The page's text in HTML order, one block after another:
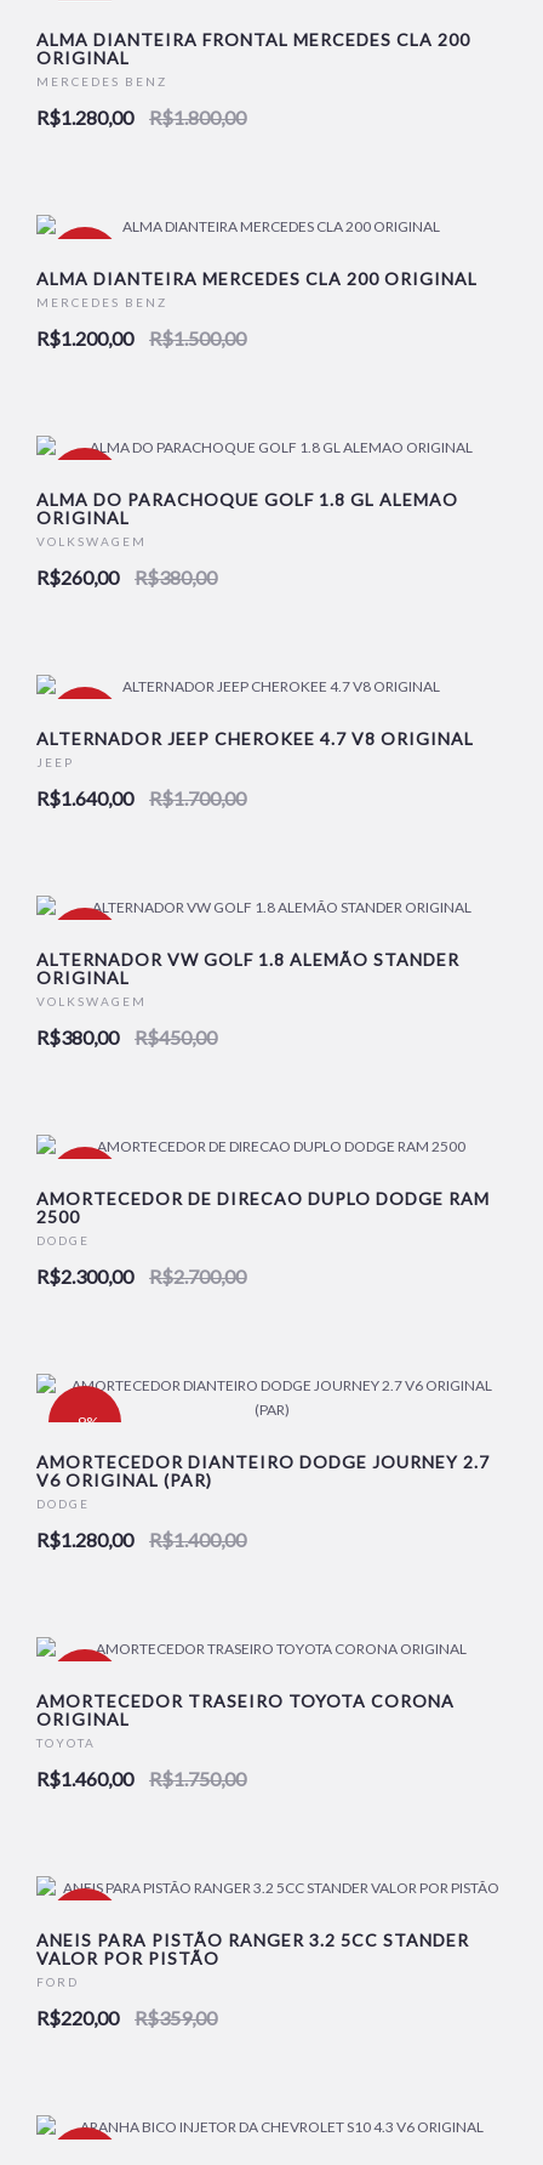
ALMA DIANTEIRA FRONTAL MERCEDES CLA 200
ORIGINAL
MERCEDES BENZ
R$1.280,00 R$1.800,00
ALMA DIANTEIRA MERCEDES CLA 200 ORIGINAL
MERCEDES BENZ
R$1.200,00 R$1.500,00
ALMA DO PARACHOQUE GOLF 1.8 GL ALEMAO
ORIGINAL
VOLKSWAGEM
R$260,00 R$380,00
ALTERNADOR JEEP CHEROKEE 4.7 V8 ORIGINAL
JEEP
R$1.640,00 R$1.700,00
ALTERNADOR VW GOLF 1.8 ALEMÃO STANDER
ORIGINAL
VOLKSWAGEM
R$380,00 R$450,00
AMORTECEDOR DE DIRECAO DUPLO DODGE RAM
2500
DODGE
R$2.300,00 R$2.700,00
-9%
AMORTECEDOR DIANTEIRO DODGE JOURNEY 2.7
V6 ORIGINAL (PAR)
DODGE
R$1.280,00 R$1.400,00
AMORTECEDOR TRASEIRO TOYOTA CORONA
ORIGINAL
TOYOTA
R$1.460,00 R$1.750,00
ANEIS PARA PISTÃO RANGER 3.2 5CC STANDER
VALOR POR PISTÃO
FORD
R$220,00 R$359,00